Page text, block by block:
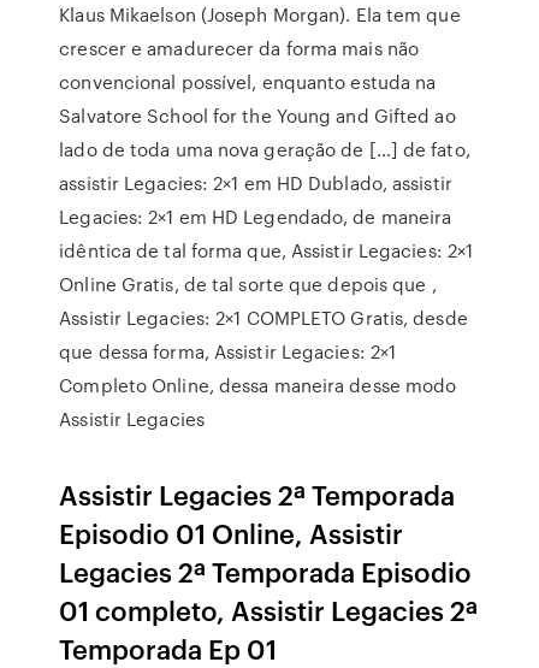
Klaus Mikaelson (Joseph Morgan). Ela tem que
crescer e amadurecer da forma mais não
convencional possível, enquanto estuda na
Salvatore School for the Young and Gifted ao
lado de toda uma nova geração de […] de fato,
assistir Legacies: 2×1 em HD Dublado, assistir
Legacies: 2×1 em HD Legendado, de maneira
idêntica de tal forma que, Assistir Legacies: 2×1
Online Gratis, de tal sorte que depois que ,
Assistir Legacies: 2×1 COMPLETO Gratis, desde
que dessa forma, Assistir Legacies: 2×1
Completo Online, dessa maneira desse modo
Assistir Legacies
Assistir Legacies 2ª Temporada
Episodio 01 Online, Assistir
Legacies 2ª Temporada Episodio
01 completo, Assistir Legacies 2ª
Temporada Ep 01